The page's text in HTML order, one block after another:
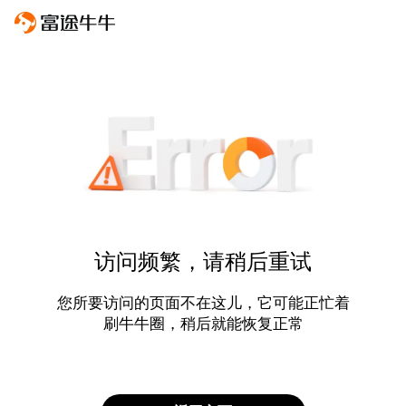
访问频繁，请稍后重试
您所要访问的页面不在这儿，它可能正忙着
刷牛牛圈，稍后就能恢复正常